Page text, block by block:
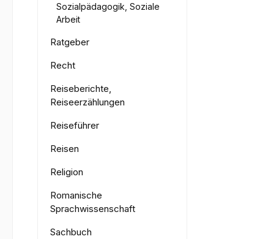
Sozialpädagogik, Soziale
Arbeit
Ratgeber
Recht
Reiseberichte,
Reiseerzählungen
Reiseführer
Reisen
Religion
Romanische
Sprachwissenschaft
Sachbuch